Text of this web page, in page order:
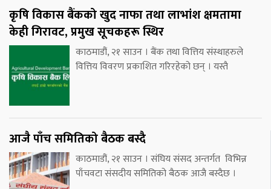
कृषि विकास बैंकको खुद नाफा तथा लाभांश क्षमतामा
केही गिरावट, प्रमुख सूचकहरू स्थिर
काठमाडौं, २१ साउन । बैंक तथा वित्तिय संस्थाहरुले
वित्तिय विवरण प्रकाशित गरिरहेको छन् । यस्तै
आजै पाँच समितिको बैठक बस्दै
काठमाडौं, २१ साउन । संघिय संसद अन्तर्गत विभिन्न
पाँचवटा संसदीय समितिको बैठक आजै बस्दैछ ।